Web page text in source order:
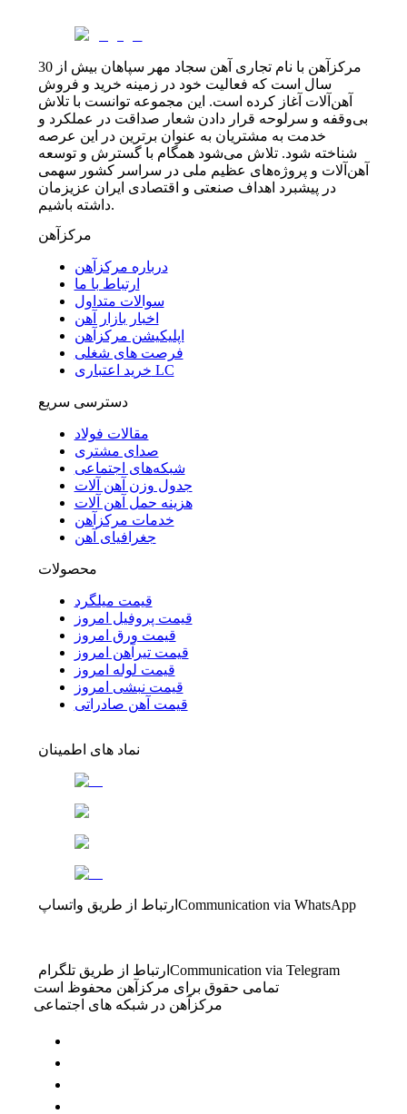
مرکزآهن با نام تجاری آهن سجاد مهر سپاهان بیش از 30
سال است که فعالیت خود در زمینه خرید و فروش
آهن‌آلات آغاز کرده است. این مجموعه توانست با تلاش
بی‌وقفه و سرلوحه قرار دادن شعار صداقت در عملکرد و
خدمت به مشتریان به عنوان برترین در این عرصه
شناخته شود. تلاش می‌شود همگام با گسترش و توسعه
آهن‌آلات و پروژه‌های عظیم ملی در سراسر کشور سهمی
در پیشبرد اهداف صنعتی و اقتصادی ایران عزیزمان
داشته باشیم.
مرکزآهن
درباره مرکزآهن
ارتباط با ما
سوالات متداول
اخبار بازار آهن
اپلیکیشن مرکزآهن
فرصت های شغلی
خرید اعتباری LC
دسترسی سریع
مقالات فولاد
صدای مشتری
شبکه‌های اجتماعی
جدول وزن آهن آلات
هزینه حمل آهن آلات
خدمات مرکزآهن
جغرافیای آهن
محصولات
قیمت میلگرد
قیمت پروفیل امروز
قیمت ورق امروز
قیمت تیرآهن امروز
قیمت لوله امروز
قیمت نبشی امروز
قیمت آهن صادراتی
نماد های اطمینان
ارتباط از طریق واتساپ Communication via WhatsApp
ارتباط از طریق تلگرام Communication via Telegram
تمامی حقوق برای مرکزآهن محفوظ است
مرکزآهن در شبکه های اجتماعی